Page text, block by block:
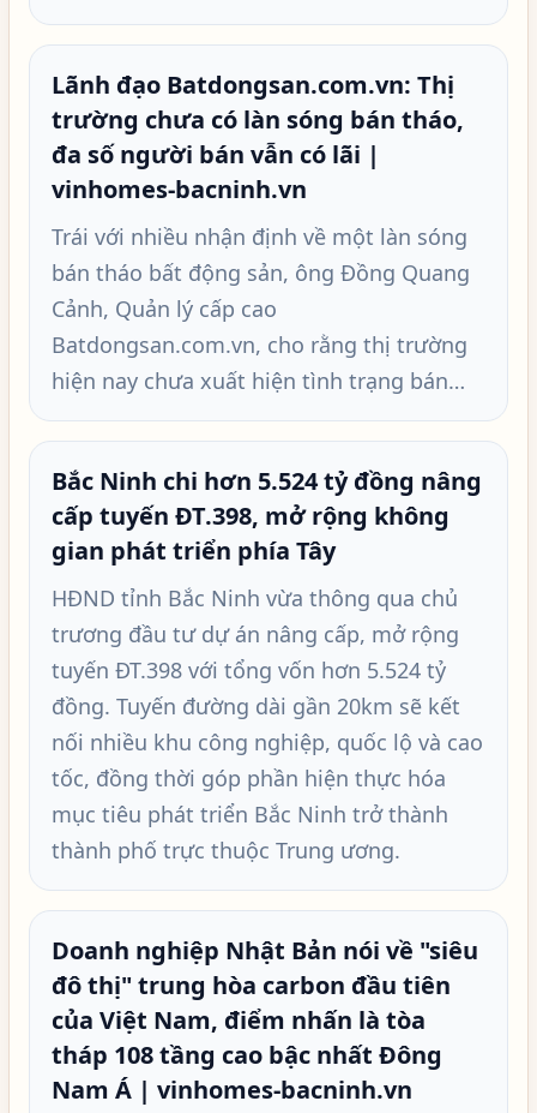
Lãnh đạo Batdongsan.com.vn: Thị
trường chưa có làn sóng bán tháo,
đa số người bán vẫn có lãi |
vinhomes-bacninh.vn
Trái với nhiều nhận định về một làn sóng
bán tháo bất động sản, ông Đồng Quang
Cảnh, Quản lý cấp cao
Batdongsan.com.vn, cho rằng thị trường
hiện nay chưa xuất hiện tình trạng bán…
Bắc Ninh chi hơn 5.524 tỷ đồng nâng
cấp tuyến ĐT.398, mở rộng không
gian phát triển phía Tây
HĐND tỉnh Bắc Ninh vừa thông qua chủ
trương đầu tư dự án nâng cấp, mở rộng
tuyến ĐT.398 với tổng vốn hơn 5.524 tỷ
đồng. Tuyến đường dài gần 20km sẽ kết
nối nhiều khu công nghiệp, quốc lộ và cao
tốc, đồng thời góp phần hiện thực hóa
mục tiêu phát triển Bắc Ninh trở thành
thành phố trực thuộc Trung ương.
Doanh nghiệp Nhật Bản nói về "siêu
đô thị" trung hòa carbon đầu tiên
của Việt Nam, điểm nhấn là tòa
tháp 108 tầng cao bậc nhất Đông
Nam Á | vinhomes-bacninh.vn